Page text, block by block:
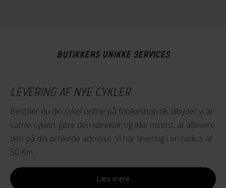
BUTIKKENS UNIKKE SERVICES
LEVERING AF NYE CYKLER
Bestiller du din cykel online på fribikeshop.dk, tilbyder vi at
samle cyklen, gøre den køreklar og ikke mindst, at aflevere
den på din ønskede adresse. Vi har levering i en radius af
50 Km.
Læs mere